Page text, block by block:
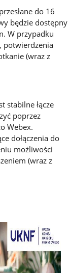
do 16
będzie dostępny
W przypadku
potwierdzenia
(wraz z
stabilne łącze
poprzez
Webex.
dołączenia do
możliwości
(wraz z